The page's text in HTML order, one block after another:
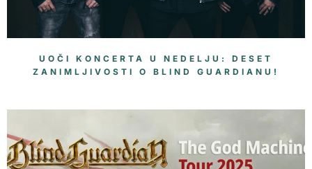
UOČI KONCERTA U NEDELJU: DESET
ZANIMLJIVOSTI O BLIND GUARDIANU!